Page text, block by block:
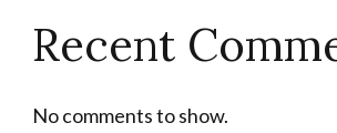
Recent
No comments to show.